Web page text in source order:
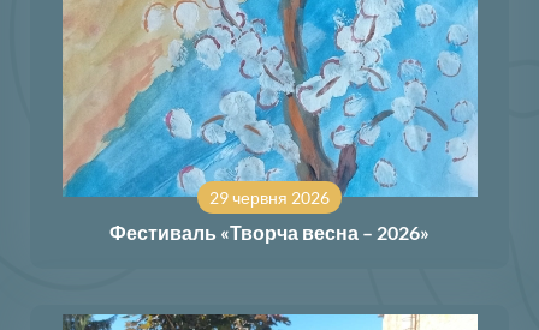
29 червня 2026
Фестиваль «Творча весна – 2026»